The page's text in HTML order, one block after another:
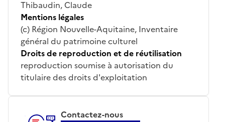
Thibaudin, Claude
Mentions légales
(c) Région Nouvelle-Aquitaine, Inventaire
général du patrimoine culturel
Droits de reproduction et de réutilisation
reproduction soumise à autorisation du
titulaire des droits d'exploitation
Contactez-nous